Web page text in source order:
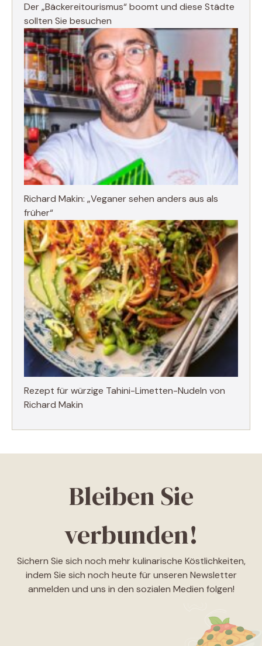
Der „Bäckereitourismus“ boomt und diese Städte
sollten Sie besuchen
Richard Makin: „Veganer sehen anders aus als
früher“
Rezept für würzige Tahini-Limetten-Nudeln von
Richard Makin
Bleiben Sie
verbunden!
Sichern Sie sich noch mehr kulinarische Köstlichkeiten,
indem Sie sich noch heute für unseren Newsletter
anmelden und uns in den sozialen Medien folgen!